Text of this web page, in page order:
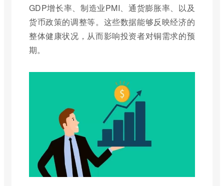
GDP增长率、制造业PMI、通货膨胀率、以及
货币政策的调整等。这些数据能够反映经济的
整体健康状况，从而影响投资者对铜需求的预
期。